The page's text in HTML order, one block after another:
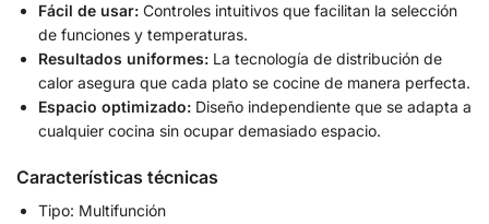
Fácil de usar: Controles intuitivos que facilitan la selección
de funciones y temperaturas.
Resultados uniformes: La tecnología de distribución de
calor asegura que cada plato se cocine de manera perfecta.
Espacio optimizado: Diseño independiente que se adapta a
cualquier cocina sin ocupar demasiado espacio.
Características técnicas
Tipo: Multifunción